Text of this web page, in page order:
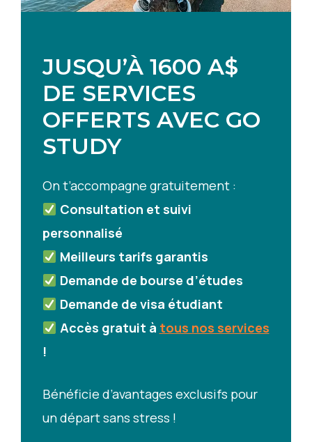
JUSQU’À 1600 A$
DE SERVICES
OFFERTS AVEC GO
STUDY
On t’accompagne gratuitement :
Consultation et suivi
personnalisé
Meilleurs tarifs garantis
Demande de bourse d’études
Demande de visa étudiant
Accès gratuit à tous nos services
!
Bénéficie d’avantages exclusifs pour
un départ sans stress !